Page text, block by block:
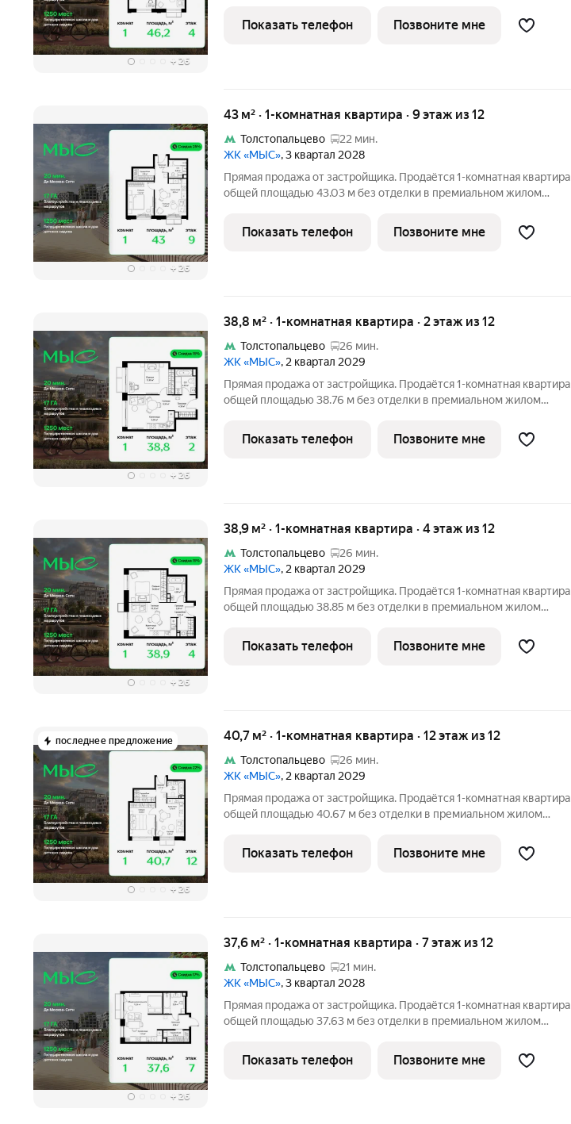
+ 26
расположена в корпусе "Алтай". Проект МЫС это, прежде всего,
идеальное место
Показать телефон Позвоните мне
+ 26
43 м² · 1-комнатная квартира · 9 этаж из 12
Толстопальцево
22 мин.
ЖК «МЫС», 3 квартал 2028
Прямая продажа от застройщика. Продаётся 1-комнатная квартира
общей площадью 43.03 м без отделки в премиальном жилом
расположена в корпусе "Волга". Проект МЫС это, прежде всего,
идеальное место
Показать телефон Позвоните мне
+ 26
38,8 м² · 1-комнатная квартира · 2 этаж из 12
Толстопальцево
26 мин.
ЖК «МЫС», 2 квартал 2029
Прямая продажа от застройщика. Продаётся 1-комнатная квартира
общей площадью 38.76 м без отделки в премиальном жилом
расположена в корпусе "Алтай". Проект МЫС это, прежде всего,
идеальное место
Показать телефон Позвоните мне
+ 26
38,9 м² · 1-комнатная квартира · 4 этаж из 12
Толстопальцево
26 мин.
ЖК «МЫС», 2 квартал 2029
Прямая продажа от застройщика. Продаётся 1-комнатная квартира
общей площадью 38.85 м без отделки в премиальном жилом
расположена в корпусе "Урал". Проект МЫС это, прежде всего,
идеальное место
Показать телефон Позвоните мне
последнее предложение
+ 26
40,7 м² · 1-комнатная квартира · 12 этаж из 12
Толстопальцево
26 мин.
ЖК «МЫС», 2 квартал 2029
Прямая продажа от застройщика. Продаётся 1-комнатная квартира
общей площадью 40.67 м без отделки в премиальном жилом
расположена в корпусе "Урал". Проект МЫС это, прежде всего,
идеальное место
Показать телефон Позвоните мне
+ 26
37,6 м² · 1-комнатная квартира · 7 этаж из 12
Толстопальцево
21 мин.
ЖК «МЫС», 3 квартал 2028
Прямая продажа от застройщика. Продаётся 1-комнатная квартира
общей площадью 37.63 м без отделки в премиальном жилом
расположена в корпусе "Сибирь". Проект МЫС это, прежде всего,
идеальное
Показать телефон Позвоните мне